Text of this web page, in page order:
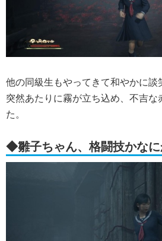
他の同級生もやってきて和やかに談
突然あたりに霧が立ち込め、不吉
た。
◆雛子ちゃん、格闘技かなに